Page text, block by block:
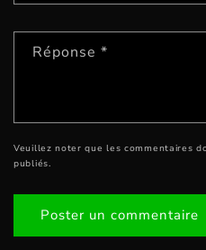
Réponse *
Veuillez noter que les commentaires
publiés.